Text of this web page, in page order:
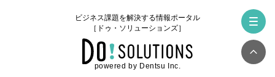
ビジネス課題を解決する情報ポータル
［ドゥ・ソリューションズ］
powered by Dentsu Inc.